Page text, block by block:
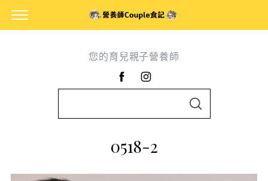
您的育兒親子營養師
S
0518-2